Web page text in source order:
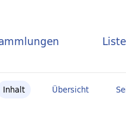
Inhalt Übersicht